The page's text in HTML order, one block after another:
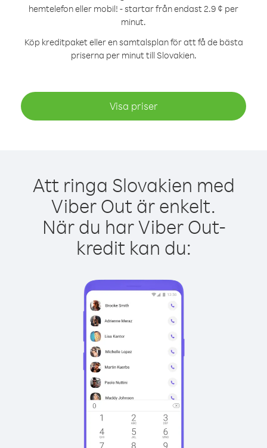
hemtelefon eller mobil! - startar från endast 2.9 ¢ per
minut.
Köp kreditpaket eller en samtalsplan för att få de bästa
priserna per minut till Slovakien.
Visa priser
Att ringa Slovakien med
Viber Out är enkelt.
När du har Viber Out-
kredit kan du: